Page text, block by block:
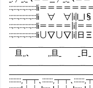
::;:::;:::;:::;:::li＝＝＝＝
::;:::;:::;:::;:::li＝＝＝＝
::;:::;:::;:::;:::li∪∇∪∇|i|日Ξ日
＿__＿＿__＿＿__＿
旦,,、 ,,旦
＿__＿＿__＿＿
＿＿＿＿＿＿
::::::::,┯┯､:::::::,┯┯､